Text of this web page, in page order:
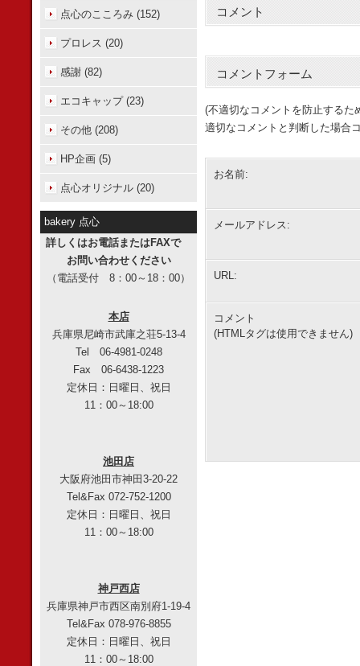
コメント
コメントフォーム
(不適切なコメントを防止するた
適切なコメントと判断した場合
お名前:
メールアドレス:
URL:
コメント
(HTMLタグは使用できません)
点心のこころみ (152)
プロレス (20)
感謝 (82)
エコキャップ (23)
その他 (208)
HP企画 (5)
点心オリジナル (20)
bakery 点心
詳しくはお電話またはFAXで
お問い合わせください
（電話受付 8：00～18：00）
本店
兵庫県尼崎市武庫之荘5-13-4
Tel 06-4981-0248
Fax 06-6438-1223
定休日：日曜日、祝日
11：00～18:00
池田店
大阪府池田市神田3-20-22
Tel&Fax 072-752-1200
定休日：日曜日、祝日
11：00～18:00
神戸西店
兵庫県神戸市西区南別府1-19-4
Tel&Fax 078-976-8855
定休日：日曜日、祝日
11：00～18:00